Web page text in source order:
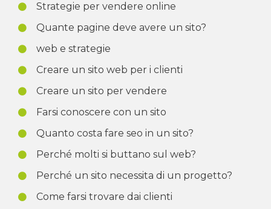
Strategie per vendere online
Quante pagine deve avere un sito?
web e strategie
Creare un sito web per i clienti
Creare un sito per vendere
Farsi conoscere con un sito
Quanto costa fare seo in un sito?
Perché molti si buttano sul web?
Perché un sito necessita di un progetto?
Come farsi trovare dai clienti